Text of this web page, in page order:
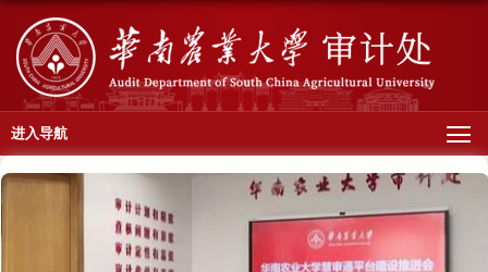
进入导航